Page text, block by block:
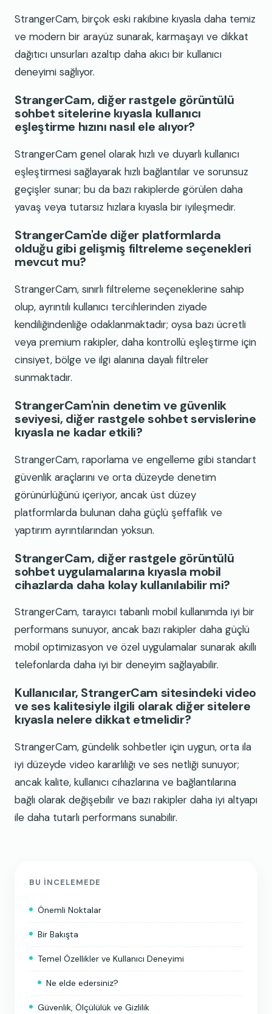
StrangerCam, birçok eski rakibine kıyasla daha temiz
ve modern bir arayüz sunarak, karmaşayı ve dikkat
dağıtıcı unsurları azaltıp daha akıcı bir kullanıcı
deneyimi sağlıyor.
StrangerCam, diğer rastgele görüntülü
sohbet sitelerine kıyasla kullanıcı
eşleştirme hızını nasıl ele alıyor?
StrangerCam genel olarak hızlı ve duyarlı kullanıcı
eşleştirmesi sağlayarak hızlı bağlantılar ve sorunsuz
geçişler sunar; bu da bazı rakiplerde görülen daha
yavaş veya tutarsız hızlara kıyasla bir iyileşmedir.
StrangerCam'de diğer platformlarda
olduğu gibi gelişmiş filtreleme seçenekleri
mevcut mu?
StrangerCam, sınırlı filtreleme seçeneklerine sahip
olup, ayrıntılı kullanıcı tercihlerinden ziyade
kendiliğindenliğe odaklanmaktadır; oysa bazı ücretli
veya premium rakipler, daha kontrollü eşleştirme için
cinsiyet, bölge ve ilgi alanına dayalı filtreler
sunmaktadır.
StrangerCam'nin denetim ve güvenlik
seviyesi, diğer rastgele sohbet servislerine
kıyasla ne kadar etkili?
StrangerCam, raporlama ve engelleme gibi standart
güvenlik araçlarını ve orta düzeyde denetim
görünürlüğünü içeriyor, ancak üst düzey
platformlarda bulunan daha güçlü şeffaflık ve
yaptırım ayrıntılarından yoksun.
StrangerCam, diğer rastgele görüntülü
sohbet uygulamalarına kıyasla mobil
cihazlarda daha kolay kullanılabilir mi?
StrangerCam, tarayıcı tabanlı mobil kullanımda iyi bir
performans sunuyor, ancak bazı rakipler daha güçlü
mobil optimizasyon ve özel uygulamalar sunarak akıllı
telefonlarda daha iyi bir deneyim sağlayabilir.
Kullanıcılar, StrangerCam sitesindeki video
ve ses kalitesiyle ilgili olarak diğer sitelere
kıyasla nelere dikkat etmelidir?
StrangerCam, gündelik sohbetler için uygun, orta ila
iyi düzeyde video kararlılığı ve ses netliği sunuyor;
ancak kalite, kullanıcı cihazlarına ve bağlantılarına
bağlı olarak değişebilir ve bazı rakipler daha iyi altyapı
ile daha tutarlı performans sunabilir.
BU INCELEMEDE
Önemli Noktalar
Bir Bakışta
Temel Özellikler ve Kullanıcı Deneyimi
Ne elde edersiniz?
Güvenlik, Ölçülülük ve Gizlilik